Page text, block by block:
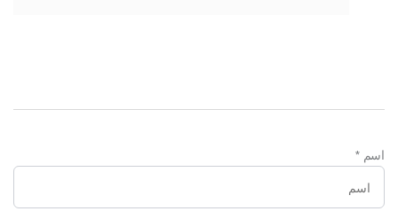
اسم *